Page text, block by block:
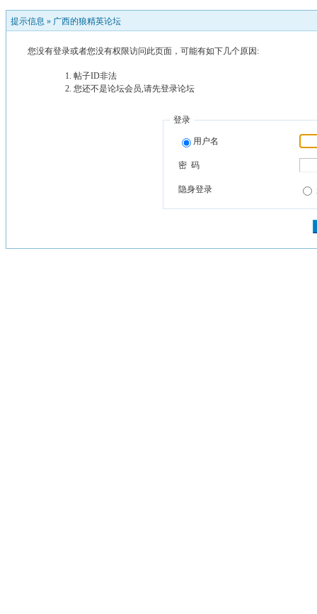
提示信息 » 广西的狼精英论坛
您没有登录或者您没有权限访问此页面，可能有如下几个原因:
帖子ID非法
您还不是论坛会员,请先登录论坛
登录
用户名
密 码
隐身登录